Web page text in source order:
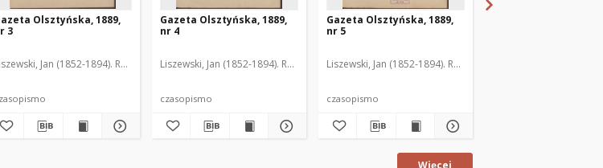
Olsztyńska, 1889,
3
Jan (1852-1894). Red.
Gazeta Olsztyńska, 1889,
nr 4
Liszewski, Jan (1852-1894). Red.
czasopismo
Gazeta Olsztyńska, 1889,
nr 5
Liszewski, Jan (1852-1894). Red.
czasopismo
Więcej